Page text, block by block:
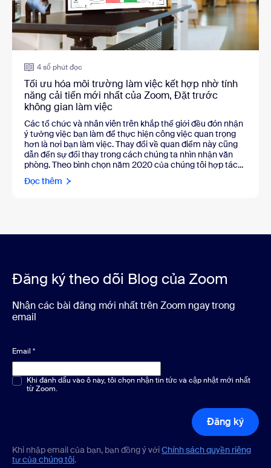
4 số phút đọc
Tối ưu hóa môi trường làm việc kết hợp nhờ tính
năng cải tiến mới nhất của Zoom, Đặt trước
không gian làm việc
Các tổ chức và nhân viên trên khắp thế giới đều đón nhận
ý tưởng việc bạn làm để thực hiện công việc quan trọng
hơn là nơi bạn làm việc. Thay đổi về quan điểm này cũng
dẫn đến sự đổi thay trong cách chúng ta nhìn nhận văn
phòng. Theo bình chọn năm 2020 của chúng tôi hợp tác...
Đọc thêm
Đăng ký theo dõi Blog của Zoom
Nhận các bài đăng mới nhất trên Zoom ngay trong
email
Email *
Chọn một hoặc nhiều phương án*
Khi đánh dấu vào ô này, tôi chọn nhận tin tức và cập nhật mới nhất
từ Zoom.
Đăng ký
Khi nhập email của bạn, bạn đồng ý vớiChính sách quyền riêng
tư của chúng tôi.